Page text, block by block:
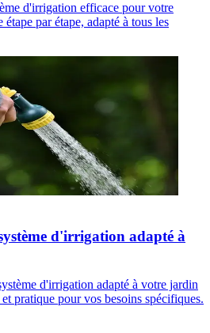
d'irrigation efficace pour votre
par étape, adapté à tous les
d'irrigation adapté à
d'irrigation adapté à votre jardin
pratique pour vos besoins spécifiques.